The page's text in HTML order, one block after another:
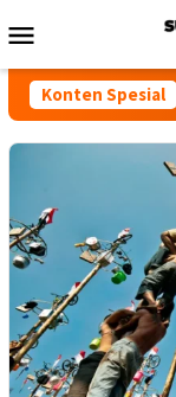
ke
Mobile
Konten Spesial
Desak Polisi Usut